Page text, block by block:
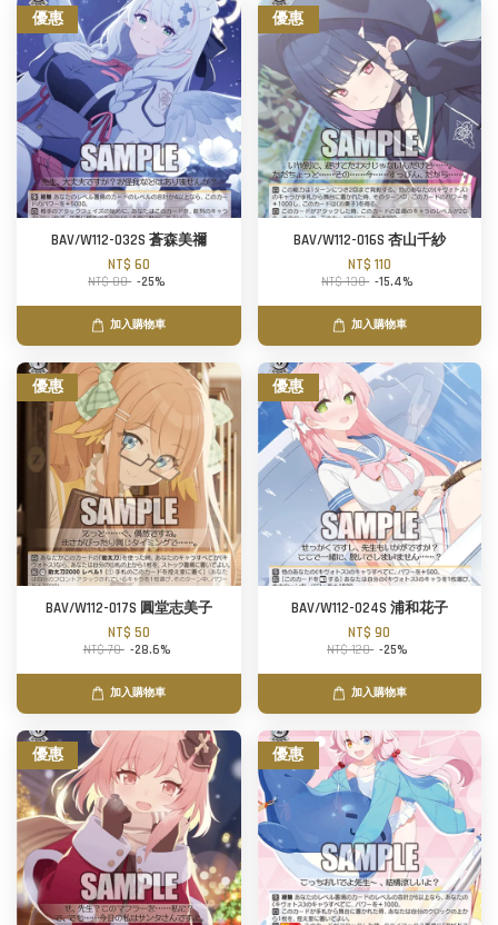
優惠
BAV/W112-032S 蒼森美禰
NT$ 60
NT$ 80 -25%
加入購物車
優惠
BAV/W112-016S 杏山千紗
NT$ 110
NT$ 130 -15.4%
加入購物車
優惠
BAV/W112-017S 圓堂志美子
NT$ 50
NT$ 70 -28.6%
加入購物車
優惠
BAV/W112-024S 浦和花子
NT$ 90
NT$ 120 -25%
加入購物車
優惠 優惠